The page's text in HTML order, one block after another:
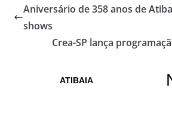
Aniversário de 358 anos de
shows
Crea-SP lança